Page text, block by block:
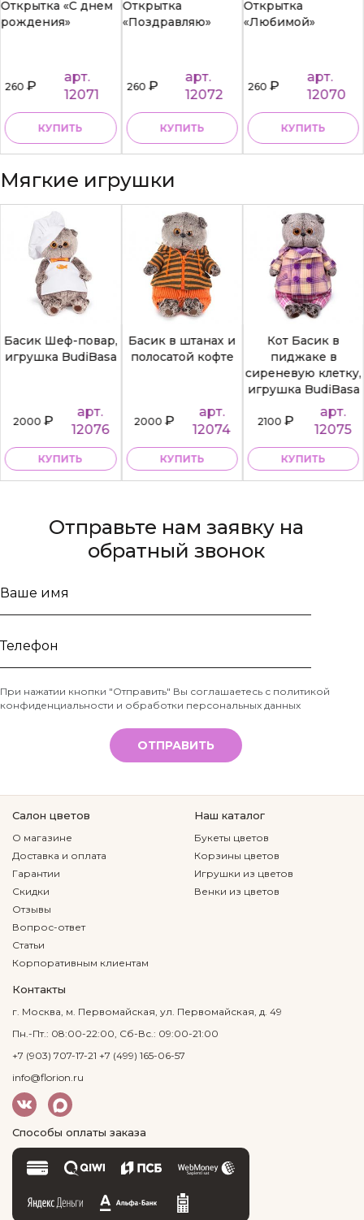
Открытка «С днем
рождения»
260₽
арт.
12071
КУПИТЬ
Открытка
«Поздравляю»
260₽
арт.
12072
КУПИТЬ
Открытка
«Любимой»
260₽
арт.
12070
КУПИТЬ
Мягкие игрушки
Басик Шеф-повар,
игрушка BudiBasa
2000₽
арт.
12076
КУПИТЬ
Басик в штанах и
полосатой кофте
2000₽
арт.
12074
КУПИТЬ
Кот Басик в
пиджаке в
сиреневую клетку,
игрушка BudiBasa
2100₽
арт.
12075
КУПИТЬ
Отправьте нам заявку на
обратный звонок
Ваше
Телефон
*
При нажатии кнопки "Отправить" Вы соглашаетесь с политикой
конфиденциальности и обработки персональных данных
ОТПРАВИТЬ
Салон цветов
О магазине
Доставка и оплата
Гарантии
Скидки
Отзывы
Вопрос-ответ
Статьи
Корпоративным клиентам
Наш каталог
Букеты цветов
Корзины цветов
Игрушки из цветов
Венки из цветов
Контакты
г. Москва, м. Первомайская, ул. Первомайская, д. 49
Пн.-Пт.: 08:00-22:00, Сб-Вс.: 09:00-21:00
+7 (903) 707-17-21 +7 (499) 165-06-57
info@florion.ru
Способы оплаты заказа